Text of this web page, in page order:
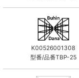
K00526001308
型番/品番TBP-25